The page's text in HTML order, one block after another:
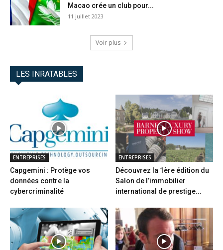
Macao crée un club pour...
11 juillet 2023
Voir plus
LES INRATABLES
ENTREPRISES
Capgemini : Protège vos
données contre la
cybercriminalité
ENTREPRISES
Découvrez la 1ère édition du
Salon de l’immobilier
international de prestige...